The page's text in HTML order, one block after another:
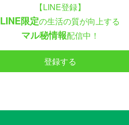
【LINE登録】
LINE限定の生活の質が向上する
マル秘情報配信中！
登録する